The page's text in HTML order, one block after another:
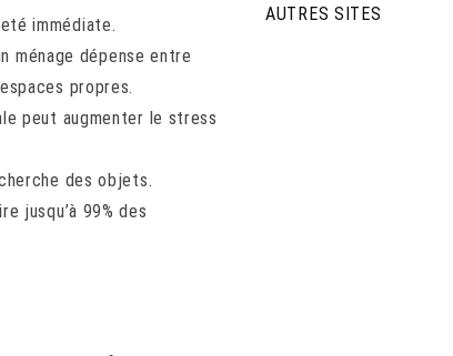
immédiate.
ménage dépense entre
propres.
peut augmenter le stress
des objets.
jusqu’à 99% des
AUTRES SITES